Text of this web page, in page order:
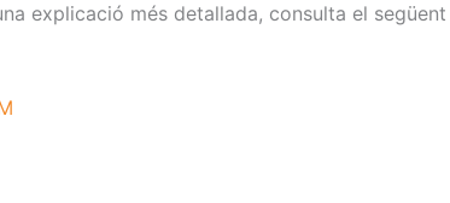
explicació més detallada, consulta el següent